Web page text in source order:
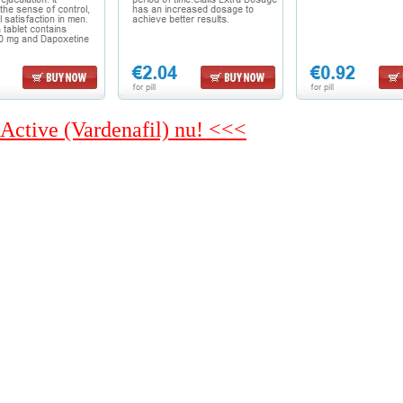
(Vardenafil) nu! <<<